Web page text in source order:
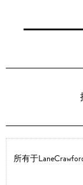
所有于